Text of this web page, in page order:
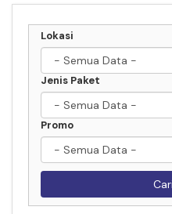
Lokasi
Jenis Paket
Promo